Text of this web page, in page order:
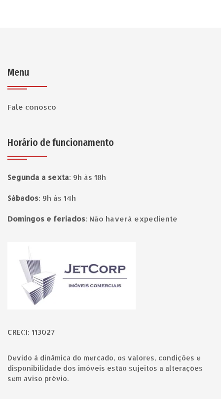
Menu
Fale conosco
Horário de funcionamento
Segunda a sexta: 9h às 18h
Sábados: 9h às 14h
Domingos e feriados: Não haverá expediente
CRECI: 113027
Devido à dinâmica do mercado, os valores, condições e
disponibilidade dos imóveis estão sujeitos a alterações
sem aviso prévio.